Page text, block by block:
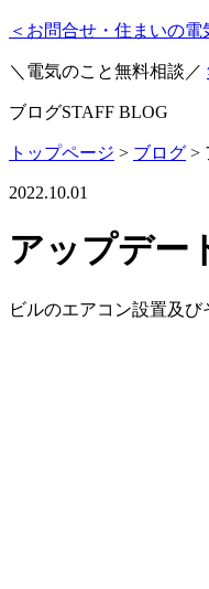
＜お問合せ・住まいの電
＼電気のこと無料相談／
ブログSTAFF BLOG
トップページ > ブログ >
2022.10.01
アップデー
ビルのエアコン設置及